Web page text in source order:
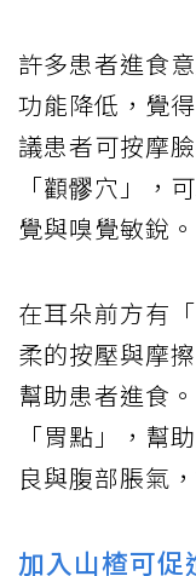
許多患者進食
功能降低，覺
議患者可按摩
「顴髎穴」，
覺與嗅覺敏銳。
在耳朵前方有
柔的按壓與摩
幫助患者進食
「胃點」，幫
良與腹部脹氣
加入山楂可促